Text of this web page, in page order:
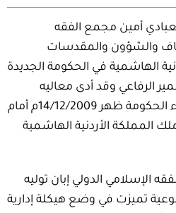
أمين مجمع الفقه
والشؤون والمقدسات
الهاشمية في الحكومة الجديدة
الرفاعي وقد أدى معاليه
اليمين الدستورية مع أعضاء الحكومة ظهر 14/12/2009م أمام
المملكة الأردنية الهاشمية
الإسلامي الدولي إبان توليه
تميزت في وضع هيكلة إدارية